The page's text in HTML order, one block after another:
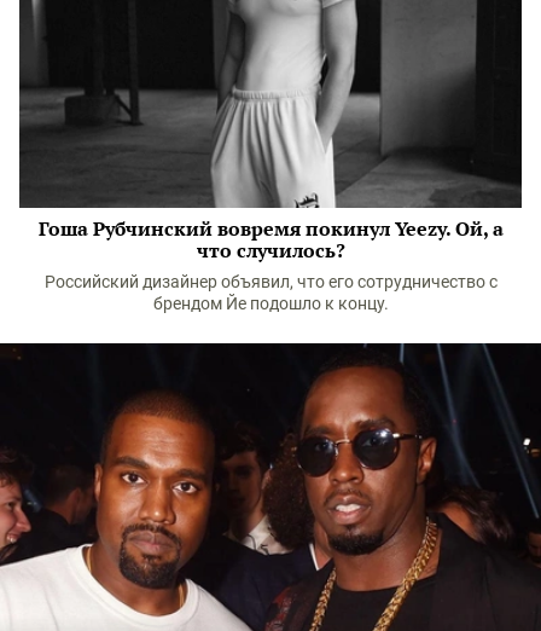
Гоша Рубчинский вовремя покинул Yeezy. Ой, а
что случилось?
Российский дизайнер объявил, что его сотрудничество с
брендом Йе подошло к концу.